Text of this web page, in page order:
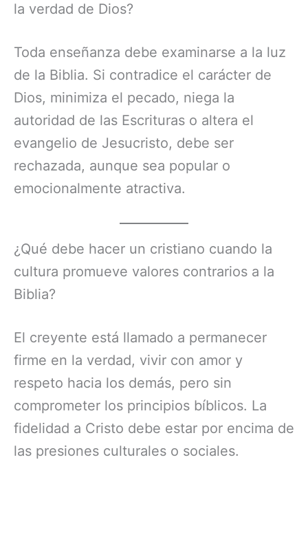
la verdad de Dios?
Toda enseñanza debe examinarse a la luz
de la Biblia. Si contradice el carácter de
Dios, minimiza el pecado, niega la
autoridad de las Escrituras o altera el
evangelio de Jesucristo, debe ser
rechazada, aunque sea popular o
emocionalmente atractiva.
¿Qué debe hacer un cristiano cuando la
cultura promueve valores contrarios a la
Biblia?
El creyente está llamado a permanecer
firme en la verdad, vivir con amor y
respeto hacia los demás, pero sin
comprometer los principios bíblicos. La
fidelidad a Cristo debe estar por encima de
las presiones culturales o sociales.